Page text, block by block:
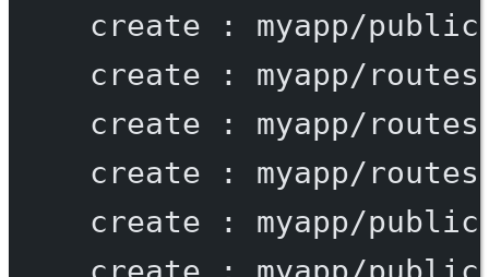
create
:
myapp/
create
:
myapp/routes
create
:
myapp/
create
:
myapp/
create
:
myapp/